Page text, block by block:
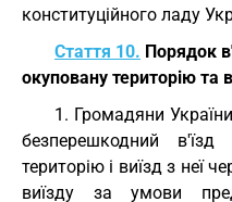
конституційного ладу
Стаття 10. Порядок
окуповану територію та
1. Громадяни
безперешкодний
територію і виїзд з неї
виїзду за умови